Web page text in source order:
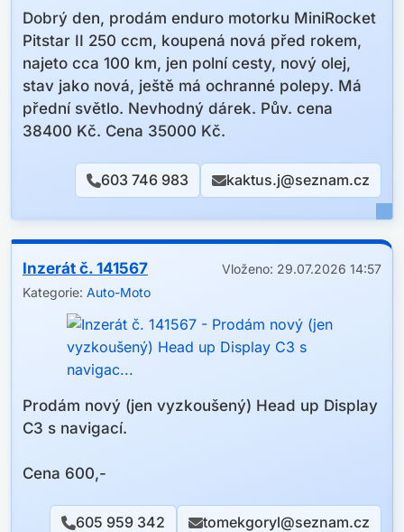
ŘIDIČE
-------------------------------------------------
----------------------------------------
- KONTAKT +420 775 826 823
-ADRESA TŘINEC.
-CENA 399.990KČ
------------------------------------------
Dobrý den, prodám enduro motorku MiniRocket
Pitstar II 250 ccm, koupená nová před rokem,
najeto cca 100 km, jen polní cesty, nový olej,
stav jako nová, ještě má ochranné polepy. Má
přední světlo. Nevhodný dárek. Pův. cena
38400 Kč. Cena 35000 Kč.
603 746 983 kaktus.j@seznam.cz
Inzerát č. 141567
Vloženo: 29.07.2026 14:57
Kategorie: Auto-Moto
Prodám nový (jen vyzkoušený) Head up Display
C3 s navigací.
Cena 600,-
605 959 342 tomekgoryl@seznam.cz